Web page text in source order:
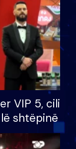
VIP 5, cili
shtëpinë